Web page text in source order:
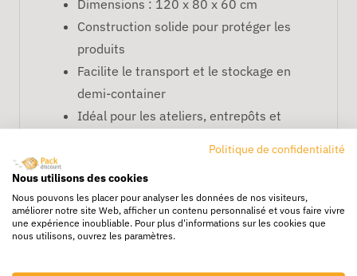
Dimensions : 120 x 80 x 60 cm
Construction solide pour protéger les
produits
Facilite le transport et le stockage en
demi-container
Idéal pour les ateliers, entrepôts et
FAQ – Carton Demi Container
120 x 80 x 60 cm
À quoi sert ce carton demi container ?
Il permet de stocker et transporter des
Politique de confidentialité
Nous utilisons des cookies
Nous pouvons les placer pour analyser les données de nos visiteurs,
améliorer notre site Web, afficher un contenu personnalisé et vous faire vivre
une expérience inoubliable. Pour plus d'informations sur les cookies que
nous utilisons, ouvrez les paramètres.